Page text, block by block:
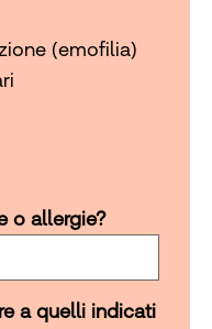
(emofilia)
o allergie?
a quelli indicati